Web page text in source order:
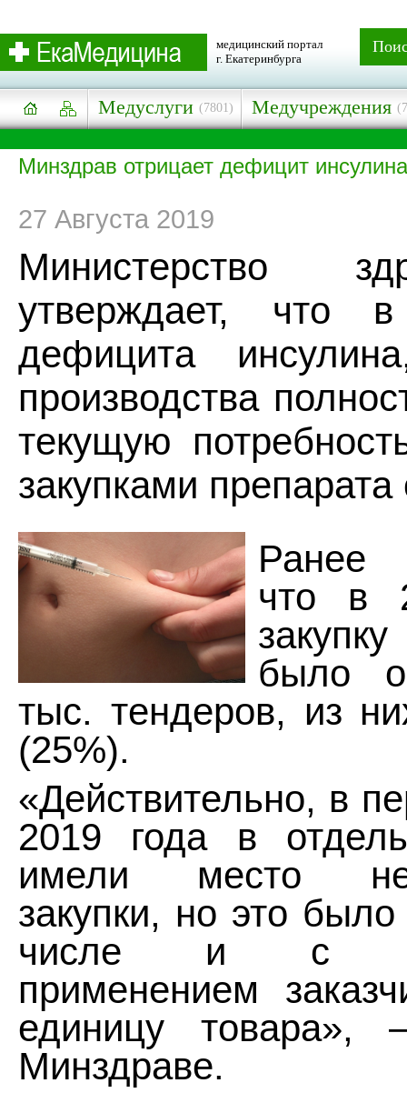
медицинский портал
г. Екатеринбурга
Медуслуги (7801) Медучреждения
Минздрав отрицает дефицит
27 Августа 2019
Министерство
утверждает, что
дефицита
производства
текущую
закупками препарата
Ранее
что в
было
тыс. тендеров, из
(25%).
«Действительно, в
2019 года в
имели место
закупки, но это
числе и с
применением
единицу
Минздраве.